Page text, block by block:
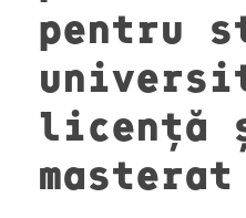
pentru
licență
masterat